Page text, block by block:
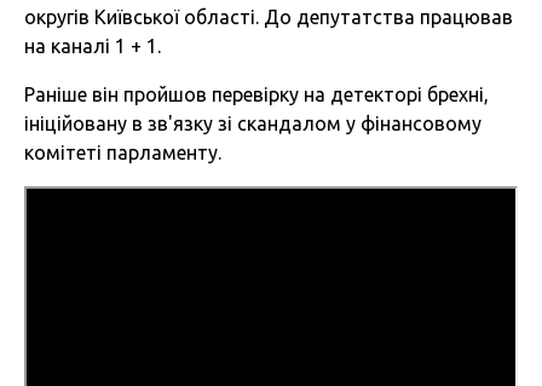
округів Київської області. До депутатства працював
на каналі 1 + 1.
Раніше він пройшов перевірку на детекторі брехні,
ініційовану в зв'язку зі скандалом у фінансовому
комітеті парламенту.